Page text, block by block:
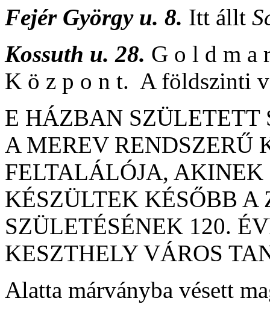
Fejér György u. 8. Itt állt
Kossuth u. 28. G o l d m
K ö z p o n t. A földszinti
E HÁZBAN SZÜLETETT
A MEREV RENDSZERŰ
FELTALÁLÓJA,
KÉSZÜLTEK KÉSŐBB A
SZÜLETÉSÉNEK 120.
KESZTHELY VÁROS
Alatta márványba vésett